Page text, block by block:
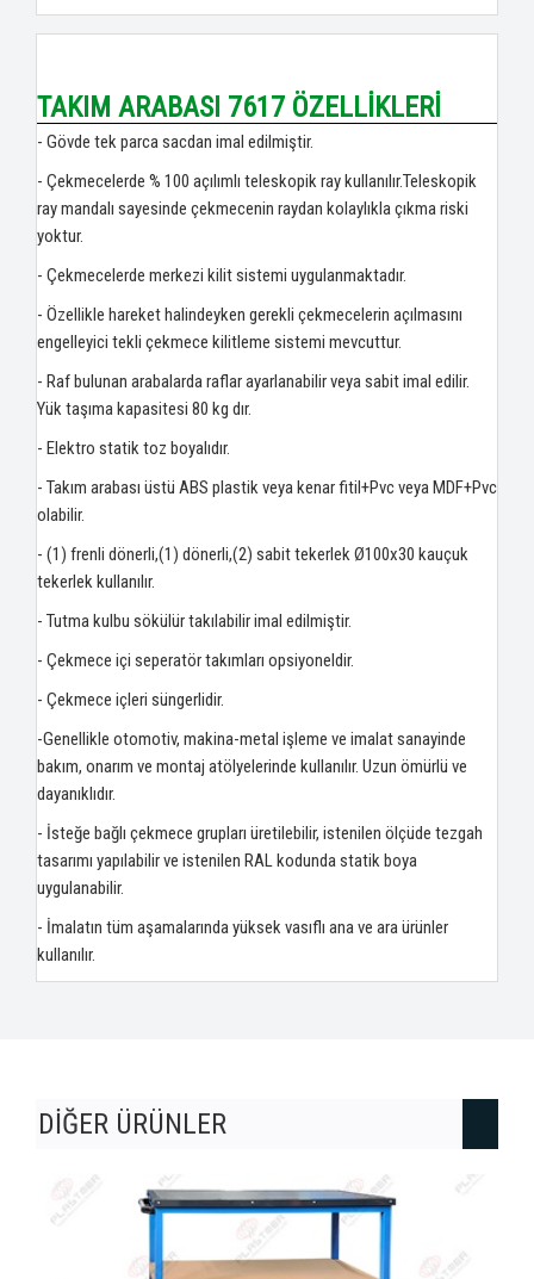
TAKIM ARABASI 7617 ÖZELLİKLERİ
- Gövde tek parca sacdan imal edilmiştir.
- Çekmecelerde % 100 açılımlı teleskopik ray kullanılır.Teleskopik
ray mandalı sayesinde çekmecenin raydan kolaylıkla çıkma riski
yoktur.
- Çekmecelerde merkezi kilit sistemi uygulanmaktadır.
- Özellikle hareket halindeyken gerekli çekmecelerin açılmasını
engelleyici tekli çekmece kilitleme sistemi mevcuttur.
- Raf bulunan arabalarda raflar ayarlanabilir veya sabit imal edilir.
Yük taşıma kapasitesi 80 kg dır.
- Elektro statik toz boyalıdır.
- Takım arabası üstü ABS plastik veya kenar fitil+Pvc veya MDF+Pvc
olabilir.
- (1) frenli dönerli,(1) dönerli,(2) sabit tekerlek Ø100x30 kauçuk
tekerlek kullanılır.
- Tutma kulbu sökülür takılabilir imal edilmiştir.
- Çekmece içi seperatör takımları opsiyoneldir.
- Çekmece içleri süngerlidir.
-Genellikle otomotiv, makina-metal işleme ve imalat sanayinde
bakım, onarım ve montaj atölyelerinde kullanılır. Uzun ömürlü ve
dayanıklıdır.
- İsteğe bağlı çekmece grupları üretilebilir, istenilen ölçüde tezgah
tasarımı yapılabilir ve istenilen RAL kodunda statik boya
uygulanabilir.
- İmalatın tüm aşamalarında yüksek vasıflı ana ve ara ürünler
kullanılır.
DİĞER ÜRÜNLER